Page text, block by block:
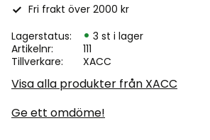
Fri frakt över 2000 kr
Lagerstatus
3 st i lager
Artikelnr
111
Tillverkare
XACC
Visa alla produkter från XACC
Ge ett omdöme!